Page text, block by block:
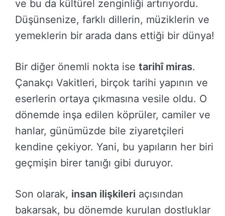
ve bu da kültürel zenginliği artırıyordu.
Düşünsenize, farklı dillerin, müziklerin ve
yemeklerin bir arada dans ettiği bir dünya!
Bir diğer önemli nokta ise tarihî miras.
Çanakçı Vakitleri, birçok tarihi yapının ve
eserlerin ortaya çıkmasına vesile oldu. O
dönemde inşa edilen köprüler, camiler ve
hanlar, günümüzde bile ziyaretçileri
kendine çekiyor. Yani, bu yapıların her biri
geçmişin birer tanığı gibi duruyor.
Son olarak, insan ilişkileri açısından
bakarsak, bu dönemde kurulan dostluklar